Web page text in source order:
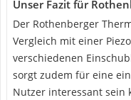
Unser Fazit für
Der Rothenberger
Vergleich mit einer
verschiedenen
sorgt zudem für eine
Nutzer interessant sein